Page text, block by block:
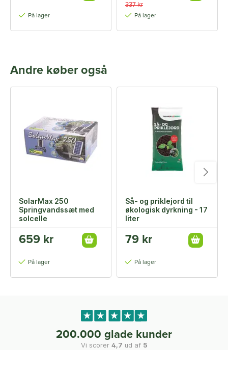
På lager
337 kr
På lager
Andre køber også
SolarMax 250
Springvandssæt med
solcelle
659 kr
På lager
Så- og priklejord til
økologisk dyrkning - 17
liter
79 kr
På lager
200.000 glade kunder
Vi scorer 4,7 ud af 5